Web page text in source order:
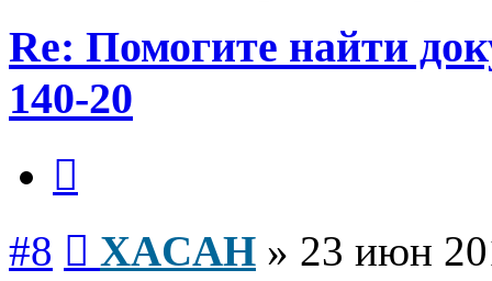
Re: Помогите найти
140-20
#8 XACAH » 23 июн